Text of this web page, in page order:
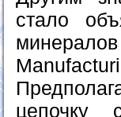
стало
цепочку